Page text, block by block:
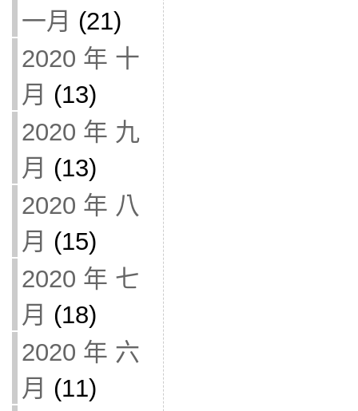
一月 (21)
2020 年 十
月 (13)
2020 年 九
月 (13)
2020 年 八
月 (15)
2020 年 七
月 (18)
2020 年 六
月 (11)